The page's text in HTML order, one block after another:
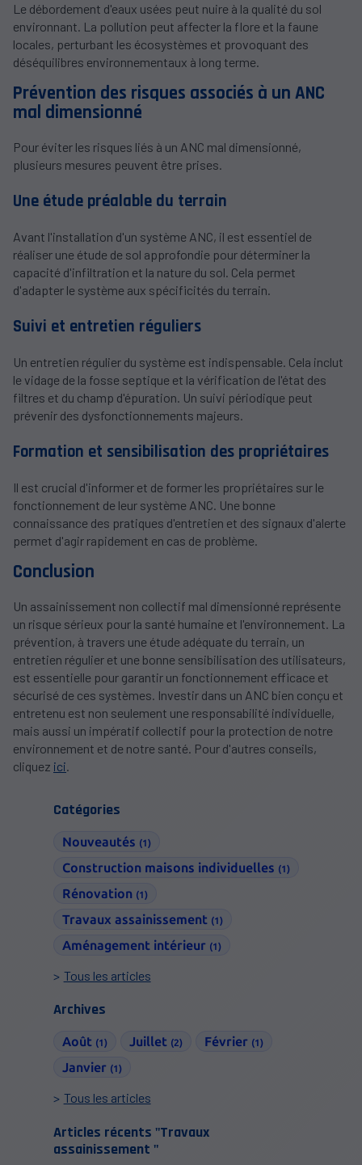
Catégories
Nouveautés (1)
Construction maisons individuelles (1)
Rénovation (1)
Travaux assainissement (1)
Aménagement intérieur (1)
Tous les articles
Archives
Août (1) Juillet (2) Février (1)
Janvier (1)
Tous les articles
Articles récents "Travaux
assainissement "
Le débordement d'eaux usées peut nuire à la qualité du sol
environnant. La pollution peut affecter la flore et la faune
locales, perturbant les écosystèmes et provoquant des
déséquilibres environnementaux à long terme.
Prévention des risques associés à un ANC
mal dimensionné
Pour éviter les risques liés à un ANC mal dimensionné,
plusieurs mesures peuvent être prises.
Une étude préalable du terrain
Avant l'installation d'un système ANC, il est essentiel de
réaliser une étude de sol approfondie pour déterminer la
capacité d'infiltration et la nature du sol. Cela permet
d'adapter le système aux spécificités du terrain.
Suivi et entretien réguliers
Un entretien régulier du système est indispensable. Cela inclut
le vidage de la fosse septique et la vérification de l'état des
filtres et du champ d'épuration. Un suivi périodique peut
prévenir des dysfonctionnements majeurs.
Formation et sensibilisation des propriétaires
Il est crucial d'informer et de former les propriétaires sur le
fonctionnement de leur système ANC. Une bonne
connaissance des pratiques d'entretien et des signaux d'alerte
permet d'agir rapidement en cas de problème.
Conclusion
Un assainissement non collectif mal dimensionné représente
un risque sérieux pour la santé humaine et l'environnement. La
prévention, à travers une étude adéquate du terrain, un
entretien régulier et une bonne sensibilisation des utilisateurs,
est essentielle pour garantir un fonctionnement efficace et
sécurisé de ces systèmes. Investir dans un ANC bien conçu et
entretenu est non seulement une responsabilité individuelle,
mais aussi un impératif collectif pour la protection de notre
environnement et de notre santé. Pour d'autres conseils,
cliquez ici.